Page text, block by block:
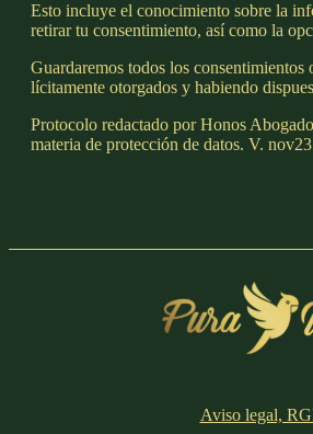
Esto incluye el conocimiento sobre la
retirar tu consentimiento, así como la
Guardaremos todos los consentimientos
lícitamente otorgados y habiendo
Protocolo redactado por Honos
materia de protección de datos. V. nov23
Aviso legal,